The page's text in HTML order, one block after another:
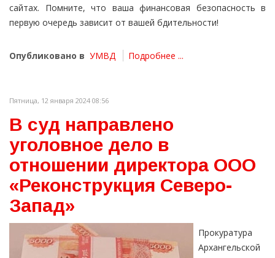
сайтах. Помните, что ваша финансовая безопасность в
первую очередь зависит от вашей бдительности!
Опубликовано в УМВД Подробнее ...
Пятница, 12 января 2024 08:56
В суд направлено
уголовное дело в
отношении директора ООО
«Реконструкция Северо-
Запад»
Прокуратура
Архангельской